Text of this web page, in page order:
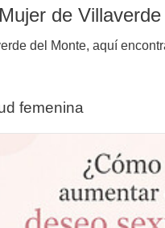
de
del Monte, aquí
femenina